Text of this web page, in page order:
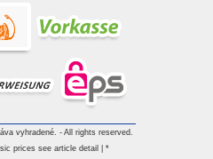
vyhradené. - All rights reserved.
prices see article detail | *